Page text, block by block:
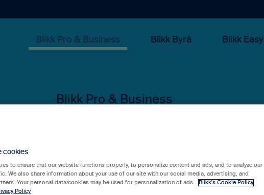
Blikk Pro & Business Blikk Byrå Blikk Easy
kan vi hjälpa dig?
cookies
to ensure that our website functions properly, to personalize content and ads, and to analyze our
We also share information about your use of our site with our social media, advertising, and
Your personal data/cookies may be used for personalization of ads.
Blikk's Cookie Policy
Policy